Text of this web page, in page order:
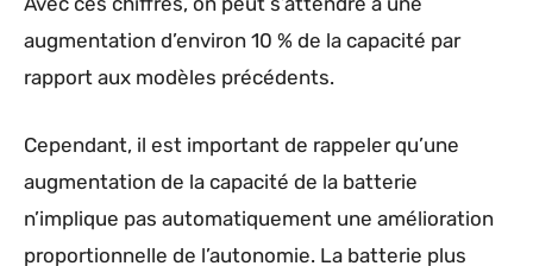
augmentation d’environ 10 % de la capacité par
rapport aux modèles précédents.
Cependant, il est important de rappeler qu’une
augmentation de la capacité de la batterie
n’implique pas automatiquement une amélioration
proportionnelle de l’autonomie. La batterie plus